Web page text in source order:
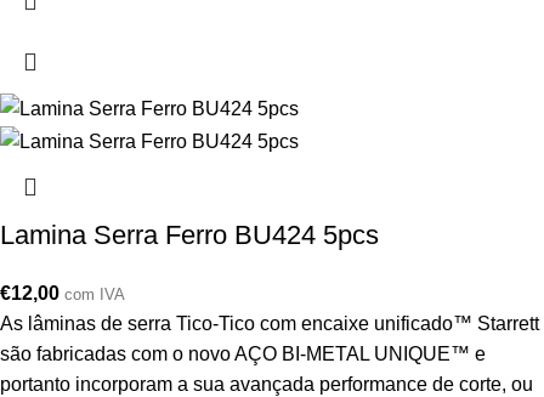
Lamina Serra Ferro BU424 5pcs
€12,00 com IVA
As lâminas de serra Tico-Tico com encaixe unificado™ Starrett
são fabricadas com o novo AÇO BI-METAL UNIQUE™ e
portanto incorporam a sua avançada performance de corte, ou